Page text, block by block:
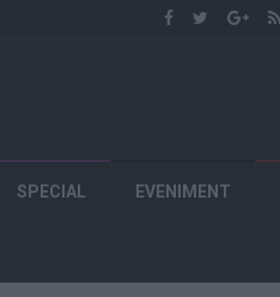
SPECIAL EVENIMENT